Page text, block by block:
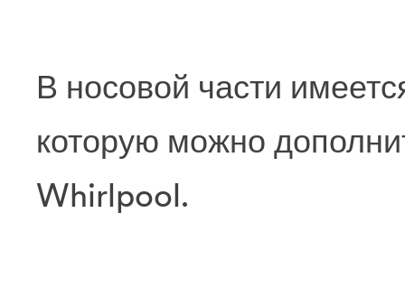
В носовой части
которую можно
Whirlpool.